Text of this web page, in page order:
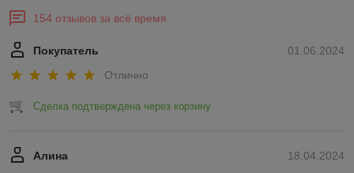
154 отзывов за всё время
01.06.2024
Покупатель
Отлично
Сделка подтверждена через корзину
18.04.2024
Алина